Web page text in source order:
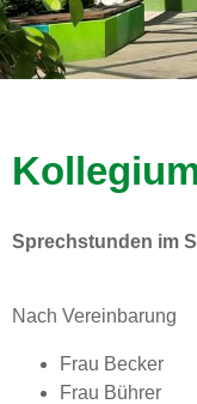
Sprechstunden im
Nach Vereinbarung
Frau Becker
Frau Bührer